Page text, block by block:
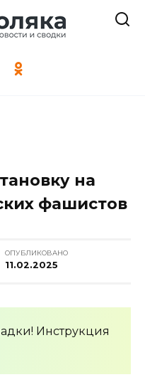
на
фашистов
ОПУБЛИКОВАНО
11.02.2025
Инструкция